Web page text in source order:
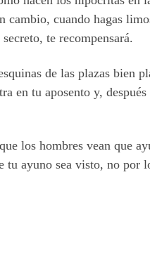
cuando hagas
te recompensará.
de las plazas bien
en tu aposento y,
los hombres vean que
ayuno sea visto, no por